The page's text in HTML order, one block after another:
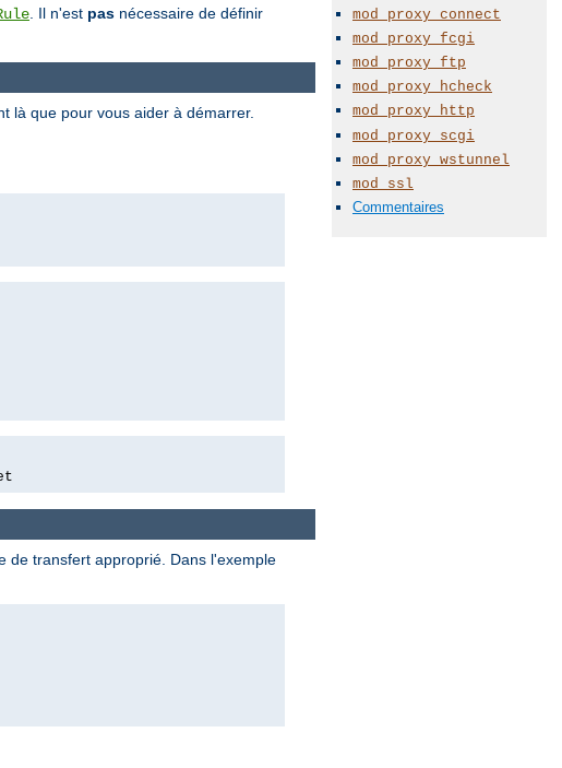
mod_proxy_connect
mod_proxy_fcgi
mod_proxy_ftp
mod_proxy_hcheck
mod_proxy_http
mod_proxy_scgi
mod_proxy_wstunnel
mod_ssl
Commentaires
. Il n'est pas nécessaire de définir
là que pour vous aider à démarrer.
de transfert approprié. Dans l'exemple